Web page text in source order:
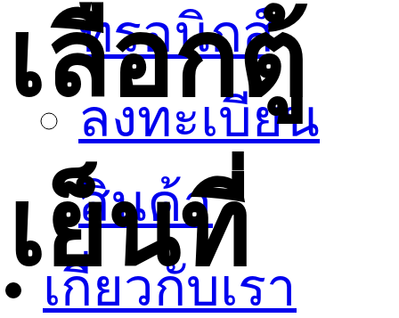
ทรอนิกส์
ลงทะเบียน
สินค้า
เกี่ยวกับเรา
เลือกตู้
เย็นที่